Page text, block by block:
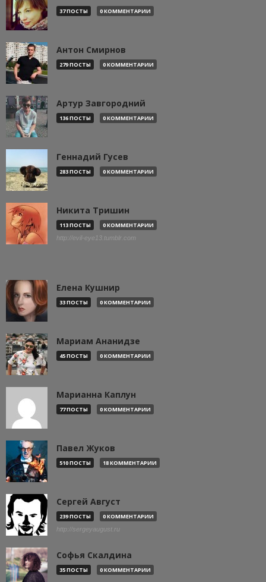
37 ПОСТЫ 0 КОММЕНТАРИИ
Антон Смирнов
279 ПОСТЫ 0 КОММЕНТАРИИ
Артур Завгородний
136 ПОСТЫ 0 КОММЕНТАРИИ
Геннадий Гусев
283 ПОСТЫ 0 КОММЕНТАРИИ
Никита Тришин
113 ПОСТЫ 0 КОММЕНТАРИИ
http://evil-eye13.tumblr.com
Елена Кушнир
33 ПОСТЫ 0 КОММЕНТАРИИ
Мариам Ананидзе
45 ПОСТЫ 0 КОММЕНТАРИИ
Марианна Каплун
77 ПОСТЫ 0 КОММЕНТАРИИ
Павел Жуков
510 ПОСТЫ 18 КОММЕНТАРИИ
Сергей Август
239 ПОСТЫ 0 КОММЕНТАРИИ
http://sergeyaugust.ru
Софья Скалдина
35 ПОСТЫ 0 КОММЕНТАРИИ